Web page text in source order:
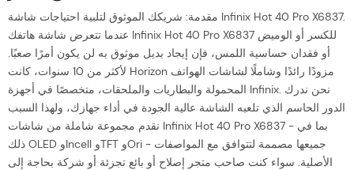
مقدمة: شريكك الموثوق لتلبية احتياجات شاشة Infinix Hot 40 Pro X6837.
عندما تتعرض شاشة هاتفك Infinix Hot 40 Pro X6837 للكسر أو الوميض
أو فقدان حساسية اللمس، فإن إيجاد بديل موثوق به لن يكون أمرًا صعبًا.
لأكثر من 10 سنوات، كانت Horizon مزودًا رائدًا وشاملًا لشاشات الهواتف
المحمولة والبطاريات والملحقات، متخصصًا في أجهزة Infinix. نحن ندرك
الدور الحاسم الذي تلعبه الشاشة عالية الجودة في أداء جهازك، ولهذا السبب
نقدم مجموعة شاملة من شاشات Infinix Hot 40 Pro X6837 - بما في
ذلك OLED وIncell وTFT وOri - جميعها مصممة لتتوافق مع المواصفات
الأصلية. سواء كنت صاحب متجر إصلاح أو بائع تجزئة أو شركة بحاجة إلى